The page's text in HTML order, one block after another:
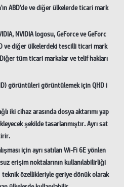
ABD'de ve diğer ülkelerde ticari mark
NVIDIA logosu, GeForce ve GeForc
ve diğer ülkelerdeki tescilli ticari mark
tüm ticari markalar ve telif hakları
görüntüleri görüntülemek için QHD i
iki cihaz arasında dosya aktarımı yap
şekilde tasarlanmıştır. Ayrı sat
için ayrı satılan Wi-Fi 6E yönlen
erişim noktalarının kullanılabilirliği
teknik özellikleriyle geriye dönük olarak